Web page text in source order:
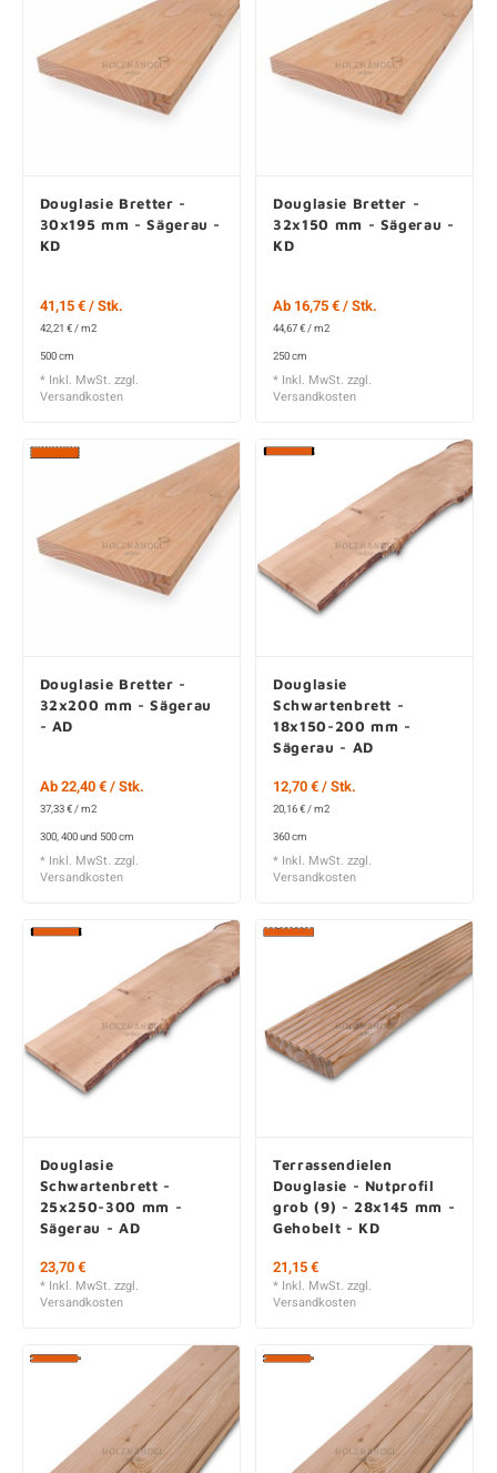
Douglasie Bretter -
30x195 mm - Sägerau -
KD
41,15 € / Stk.
42,21 € / m2
500 cm
* Inkl. MwSt. zzgl.
Versandkosten
Douglasie Bretter -
32x150 mm - Sägerau -
KD
Ab 16,75 € / Stk.
44,67 € / m2
250 cm
* Inkl. MwSt. zzgl.
Versandkosten
Douglasie Bretter -
32x200 mm - Sägerau
- AD
Ab 22,40 € / Stk.
37,33 € / m2
300, 400 und 500 cm
* Inkl. MwSt. zzgl.
Versandkosten
Douglasie
Schwartenbrett -
18x150-200 mm -
Sägerau - AD
12,70 € / Stk.
20,16 € / m2
360 cm
* Inkl. MwSt. zzgl.
Versandkosten
Douglasie
Schwartenbrett -
25x250-300 mm -
Sägerau - AD
Ab 23,70 € / Stk.
28,73 € / m2
Versandkosten
Terrassendielen
Douglasie - Nutprofil
grob (9) - 28x145 mm -
Gehobelt - KD
Ab 21,15 € / Stk.
48,62 € / m2
Versandkosten